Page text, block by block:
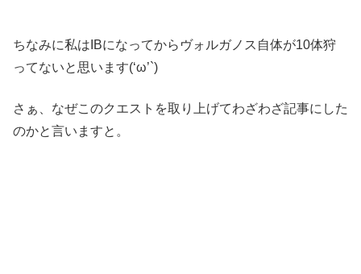
ちなみに私はIBになってからヴォルガノス自体が10体狩
ってないと思います(‘ω’`)
さぁ、なぜこのクエストを取り上げてわざわざ記事にした
のかと言いますと。